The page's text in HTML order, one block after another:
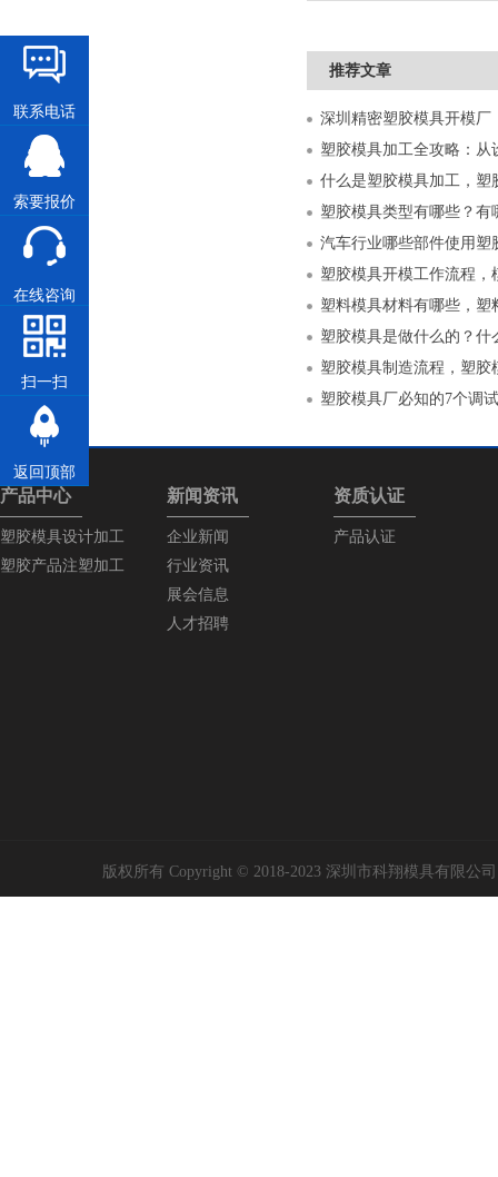
推荐文章
什么是塑胶模具加工，塑
塑胶模具类型有哪些？有
汽车行业哪些部件使用塑
塑胶模具开模工作流程，
塑料模具材料有哪些，塑
塑胶模具是做什么的？什
塑胶模具制造流程，塑胶
塑胶模具厂必知的7个调
产品中心
塑胶模具设计加工
塑胶产品注塑加工
新闻资讯
企业新闻
行业资讯
展会信息
人才招聘
资质认证
产品认证
版权所有 Copyright © 2018-2023 深圳市科翔模具有限公
联系电话
索要报价
在线咨询
扫一扫
返回顶部